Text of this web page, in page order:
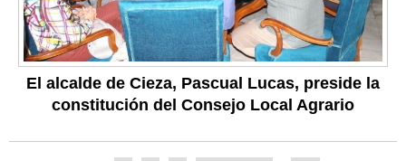
El alcalde de Cieza, Pascual Lucas, preside la
constitución del Consejo Local Agrario